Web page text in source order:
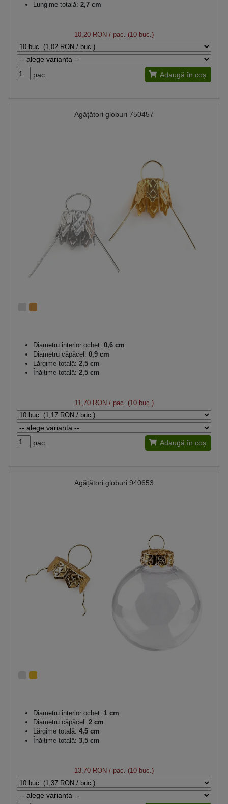
Lungime totală: 2,7 cm
10,20 RON / pac. (10 buc.)
pac. Adaugă în coș
Agățători globuri 750457
Diametru interior ocheț: 0,6 cm
Diametru căpăcel: 0,9 cm
Lărgime totală: 2,5 cm
Înălțime totală: 2,5 cm
11,70 RON/ pac. (10 buc.)
pac. Adaugă în coș
Agățători globuri 940653
Diametru interior ocheț: 1 cm
Diametru căpăcel: 2 cm
Lărgime totală: 4,5 cm
Înălțime totală: 3,5 cm
13,70 RON / pac. (10 buc.)